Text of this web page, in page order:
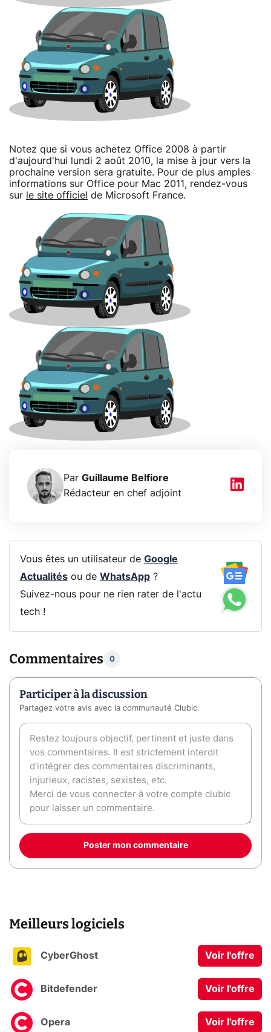
Notez que si vous achetez Office 2008 à partir
d'aujourd'hui lundi 2 août 2010, la mise à jour vers la
prochaine version sera gratuite. Pour de plus amples
informations sur Office pour Mac 2011, rendez-vous
sur le site officiel de Microsoft France.
Par Guillaume Belfiore
Rédacteur en chef adjoint
Vous êtes un utilisateur de Google
Actualitésou de WhatsApp?
Suivez-nous pour ne rien rater de l'actu
tech !
Commentaires 0
Participer à la discussion
Partagez votre avis avec la communauté Clubic.
Poster mon commentaire
Meilleurs logiciels
CyberGhost Voir l'offre
Bitdefender Voir l'offre
Opera Voir l'offre